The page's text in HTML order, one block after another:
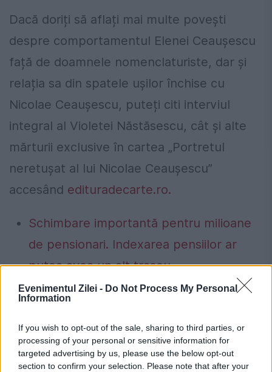
Evenimentul Zilei - Do Not Process My Personal
Information
If you wish to opt-out of the sale, sharing to third parties, or
processing of your personal or sensitive information for
targeted advertising by us, please use the below opt-out
section to confirm your selection. Please note that after your
Dacă doriți să aflați mai multe povești
despre comportamentul Elenei Ceaușescu
față de doamnele nomenclaturiste, dar și
relația sa din spatele ușilor închise cu
Nicolae Ceaușescu, puteți citi interviul
integral al Violetei Năstăsescu, cât și alte
mărturii exclusive în cartea „Portretul
neretușat al lui Nicolae Ceaușescu”
accesând edituradecarte.ro.
Schimbare importantă pentru milioane
de pensionari. Indexarea pensiilor ar
putea avea un alt traseu
Cine are dreptul să încaseze ultima
de depunere a cererii